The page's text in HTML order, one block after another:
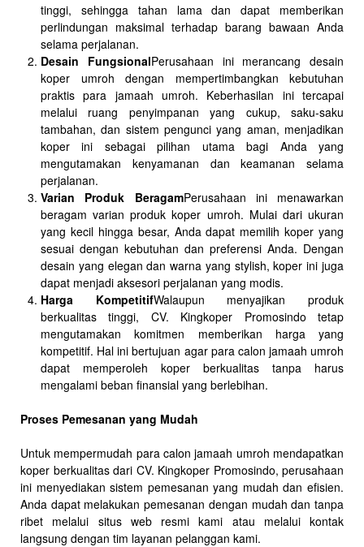
tinggi, sehingga tahan lama dan dapat memberikan
perlindungan maksimal terhadap barang bawaan Anda
selama perjalanan.
Desain FungsionalPerusahaan ini merancang desain
koper umroh dengan mempertimbangkan kebutuhan
praktis para jamaah umroh. Keberhasilan ini tercapai
melalui ruang penyimpanan yang cukup, saku-saku
tambahan, dan sistem pengunci yang aman, menjadikan
koper ini sebagai pilihan utama bagi Anda yang
mengutamakan kenyamanan dan keamanan selama
perjalanan.
Varian Produk BeragamPerusahaan ini menawarkan
beragam varian produk koper umroh. Mulai dari ukuran
yang kecil hingga besar, Anda dapat memilih koper yang
sesuai dengan kebutuhan dan preferensi Anda. Dengan
desain yang elegan dan warna yang stylish, koper ini juga
dapat menjadi aksesori perjalanan yang modis.
Harga KompetitifWalaupun menyajikan produk
berkualitas tinggi, CV. Kingkoper Promosindo tetap
mengutamakan komitmen memberikan harga yang
kompetitif. Hal ini bertujuan agar para calon jamaah umroh
dapat memperoleh koper berkualitas tanpa harus
mengalami beban finansial yang berlebihan.
Proses Pemesanan yang Mudah
Untuk mempermudah para calon jamaah umroh mendapatkan
koper berkualitas dari CV. Kingkoper Promosindo, perusahaan
ini menyediakan sistem pemesanan yang mudah dan efisien.
Anda dapat melakukan pemesanan dengan mudah dan tanpa
ribet melalui situs web resmi kami atau melalui kontak
langsung dengan tim layanan pelanggan kami.